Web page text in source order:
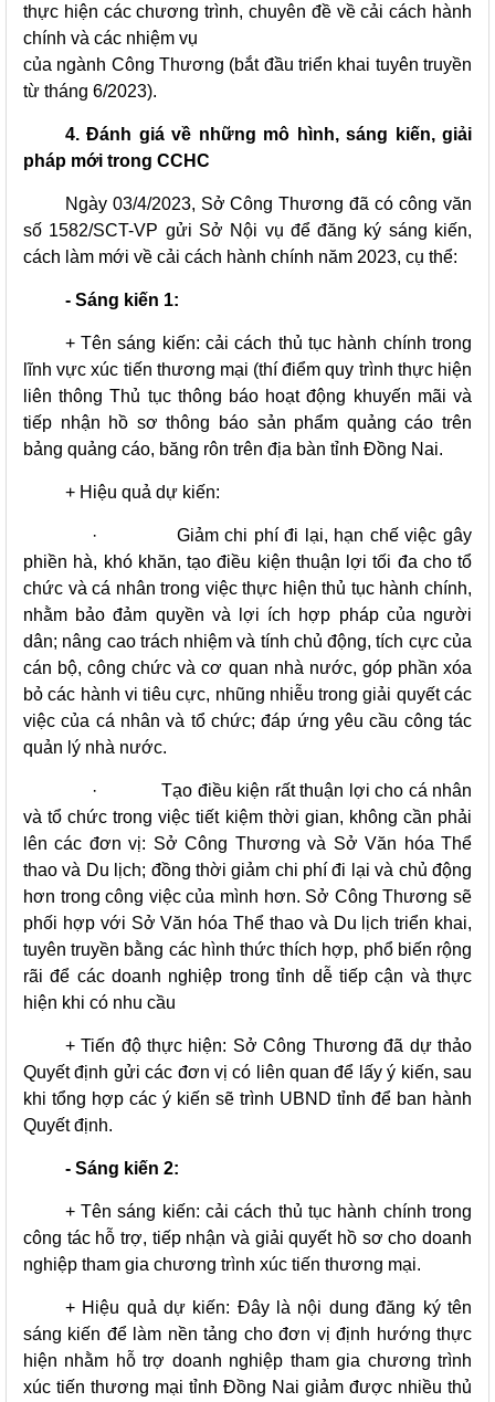
thực hiện các chương trình, chuyên đề về cải cách hành
chính và các nhiệm vụ
của ngành Công Thương (bắt đầu triển khai tuyên truyền
từ tháng 6/2023).
4. Đánh giá về những mô hình, sáng kiến, giải
pháp mới trong CCHC
Ngày 03/4/2023, Sở Công Thương đã có công văn
số 1582/SCT-VP gửi Sở Nội vụ để đăng ký sáng kiến,
cách làm mới về cải cách hành chính năm 2023, cụ thể:
- Sáng kiến 1:
+ Tên sáng kiến: cải cách thủ tục hành chính trong
lĩnh vực xúc tiến thương mại (thí điểm quy trình thực hiện
liên thông Thủ tục thông báo hoạt động khuyến mãi và
tiếp nhận hồ sơ thông báo sản phẩm quảng cáo trên
bảng quảng cáo, băng rôn trên địa bàn tỉnh Đồng Nai.
+ Hiệu quả dự kiến:
·
Giảm chi phí đi lại, hạn chế việc gây
phiền hà, khó khăn, tạo điều kiện thuận lợi tối đa cho tổ
chức và cá nhân trong việc thực hiện thủ tục hành chính,
nhằm bảo đảm quyền và lợi ích hợp pháp của người
dân; nâng cao trách nhiệm và tính chủ động, tích cực của
cán bộ, công chức và cơ quan nhà nước, góp phần xóa
bỏ các hành vi tiêu cực, nhũng nhiễu trong giải quyết các
việc của cá nhân và tổ chức; đáp ứng yêu cầu công tác
quản lý nhà nước.
·
Tạo điều kiện rất thuận lợi cho cá nhân
và tổ chức trong việc tiết kiệm thời gian, không cần phải
lên các đơn vị: Sở Công Thương và Sở Văn hóa Thể
thao và Du lịch; đồng thời giảm chi phí đi lại và chủ động
hơn trong công việc của mình hơn. Sở Công Thương sẽ
phối hợp với Sở Văn hóa Thể thao và Du lịch triển khai,
tuyên truyền bằng các hình thức thích hợp, phổ biến rộng
rãi để các doanh nghiệp trong tỉnh dễ tiếp cận và thực
hiện khi có nhu cầu
+ Tiến độ thực hiện: Sở Công Thương đã dự thảo
Quyết định gửi các đơn vị có liên quan để lấy ý kiến, sau
khi tổng hợp các ý kiến sẽ trình UBND tỉnh để ban hành
Quyết định.
- Sáng kiến 2:
+ Tên sáng kiến: cải cách thủ tục hành chính trong
công tác hỗ trợ, tiếp nhận và giải quyết hồ sơ cho doanh
nghiệp tham gia chương trình xúc tiến thương mại.
+ Hiệu quả dự kiến: Đây là nội dung đăng ký tên
sáng kiến để làm nền tảng cho đơn vị định hướng thực
hiện nhằm hỗ trợ doanh nghiệp tham gia chương trình
xúc tiến thương mại tỉnh Đồng Nai giảm được nhiều thủ